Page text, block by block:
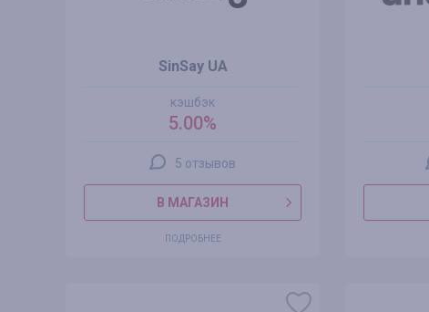
SinSay UA
кэшбэк
5.00%
5 отзывов
В МАГАЗИН
ПОДРОБНЕЕ